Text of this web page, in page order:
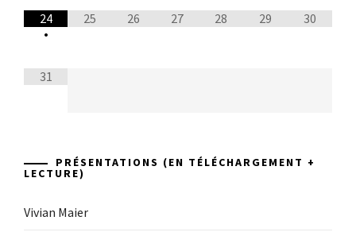
24
•
25 26 27 28 29 30
31
PRÉSENTATIONS (EN TÉLÉCHARGEMENT +
LECTURE)
Vivian Maier